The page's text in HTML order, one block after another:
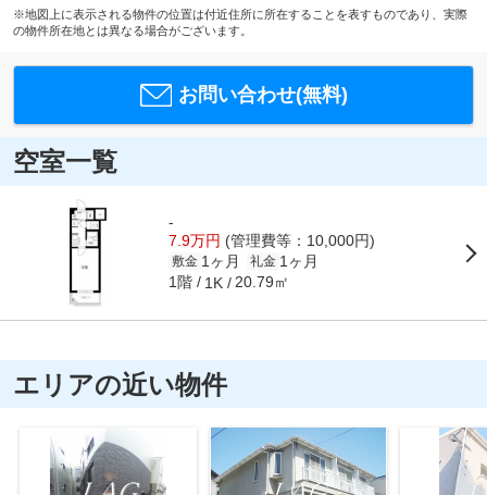
※地図上に表示される物件の位置は付近住所に所在することを表すものであり、実際
の物件所在地とは異なる場合がございます。
お問い合わせ(無料)
空室一覧
-
7.9万円 (管理費等：10,000円)
敷金 1ヶ月 礼金 1ヶ月
1階 1K 20.79㎡
エリアの近い物件